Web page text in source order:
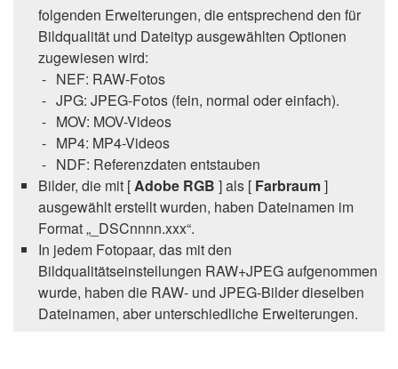
folgenden Erweiterungen, die entsprechend den für
Bildqualität und Dateityp ausgewählten Optionen
zugewiesen wird:
NEF: RAW-Fotos
JPG: JPEG-Fotos (fein, normal oder einfach).
MOV: MOV-Videos
MP4: MP4-Videos
NDF: Referenzdaten entstauben
Bilder, die mit [Adobe RGB ] als [ Farbraum]
ausgewählt erstellt wurden, haben Dateinamen im
Format „_DSCnnnn.xxx“.
In jedem Fotopaar, das mit den
Bildqualitätseinstellungen RAW+JPEG aufgenommen
wurde, haben die RAW- und JPEG-Bilder dieselben
Dateinamen, aber unterschiedliche Erweiterungen.